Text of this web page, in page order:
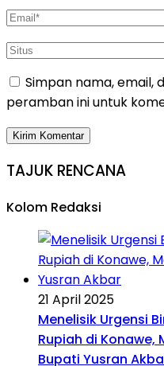
Simpan nama, email,
peramban ini untuk
TAJUK RENCANA
Kolom Redaksi
21 April 2025
Menelisik Urgensi
Rupiah di Konawe,
Bupati Yusran